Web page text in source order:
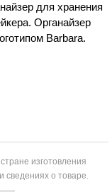
для хранения
Органайзер
Barbara.
изготовления
сведениях о товаре.